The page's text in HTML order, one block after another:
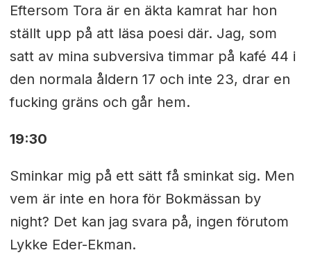
Eftersom Tora är en äkta kamrat har hon
ställt upp på att läsa poesi där. Jag, som
satt av mina subversiva timmar på kafé 44 i
den normala åldern 17 och inte 23, drar en
fucking gräns och går hem.
19:30
Sminkar mig på ett sätt få sminkat sig. Men
vem är inte en hora för Bokmässan by
night? Det kan jag svara på, ingen förutom
Lykke Eder-Ekman.